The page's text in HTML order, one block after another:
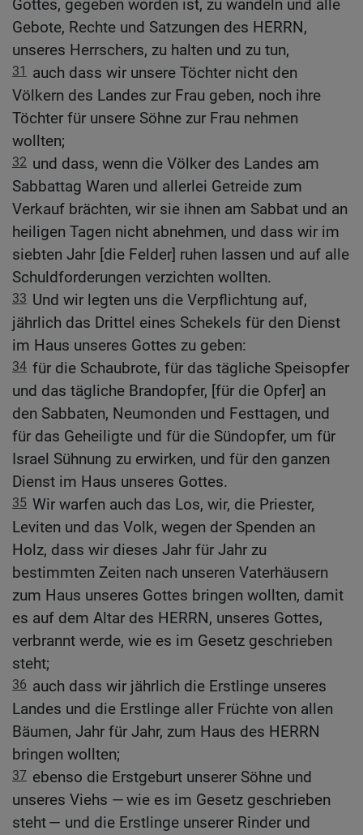
Gottes, gegeben worden ist, zu wandeln und alle
Gebote, Rechte und Satzungen des HERRN,
unseres Herrschers, zu halten und zu tun,
31
auch dass wir unsere Töchter nicht den
Völkern des Landes zur Frau geben, noch ihre
Töchter für unsere Söhne zur Frau nehmen
wollten;
32 und dass, wenn die Völker des Landes am
Sabbattag Waren und allerlei Getreide zum
Verkauf brächten, wir sie ihnen am Sabbat und an
heiligen Tagen nicht abnehmen, und dass wir im
siebten Jahr [die Felder] ruhen lassen und auf alle
Schuldforderungen verzichten wollten.
33 Und wir legten uns die Verpflichtung auf,
jährlich das Drittel eines Schekels für den Dienst
im Haus unseres Gottes zu geben:
34 für die Schaubrote, für das tägliche Speisopfer
und das tägliche Brandopfer, [für die Opfer] an
den Sabbaten, Neumonden und Festtagen, und
für das Geheiligte und für die Sündopfer, um für
Israel Sühnung zu erwirken, und für den ganzen
Dienst im Haus unseres Gottes.
35 Wir warfen auch das Los, wir, die Priester,
Leviten und das Volk, wegen der Spenden an
Holz, dass wir dieses Jahr für Jahr zu
bestimmten Zeiten nach unseren Vaterhäusern
zum Haus unseres Gottes bringen wollten, damit
es auf dem Altar des HERRN, unseres Gottes,
verbrannt werde, wie es im Gesetz geschrieben
steht;
36 auch dass wir jährlich die Erstlinge unseres
Landes und die Erstlinge aller Früchte von allen
Bäumen, Jahr für Jahr, zum Haus des HERRN
bringen wollten;
37 ebenso die Erstgeburt unserer Söhne und
unseres Viehs — wie es im Gesetz geschrieben
steht — und die Erstlinge unserer Rinder und